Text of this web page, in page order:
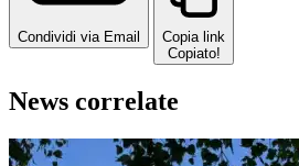
Condividi via Email
Copia link
Copiato!
News correlate